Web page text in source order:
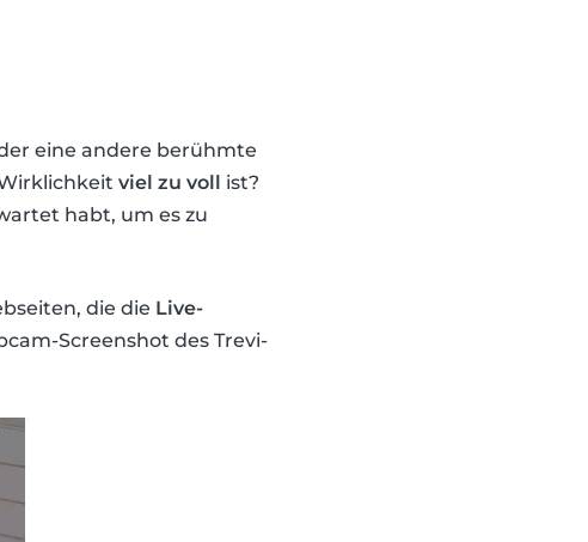
eine andere berühmte
viel zu voll ist?
habt, um es zu
die die Live-
Screenshot des Trevi-